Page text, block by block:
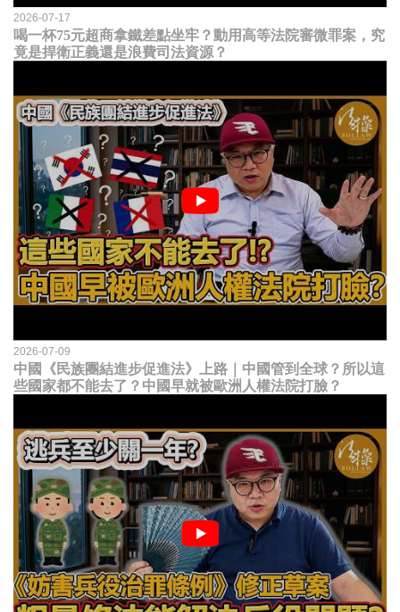
2026-07-17
喝一杯75元超商拿鐵差點坐牢？動用高等法院審微罪案，究
竟是捍衛正義還是浪費司法資源？
2026-07-09
中國《民族團結進步促進法》上路｜中國管到全球？所以這
些國家都不能去了？中國早就被歐洲人權法院打臉？